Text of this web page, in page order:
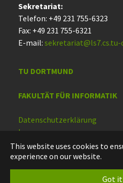
This website uses cookies to
experience on our website.
Got
Sekretariat:
Telefon: +49 231 755-6323
Fax: +49 231 755-6321
E-mail:
TU DORTMUND
FAKULTÄT FÜR INFORMATIK
Datenschutzerklärung
Impressum
Barrierefreiheit
Deutsch